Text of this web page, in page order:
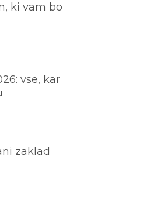
ki vam bo
vse, kar
zaklad